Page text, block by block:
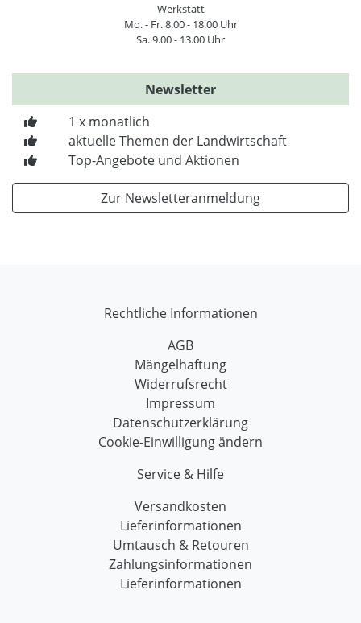
Werkstatt
Mo. - Fr. 8.00 - 18.00 Uhr
Sa. 9.00 - 13.00 Uhr
Newsletter
1 x monatlich
aktuelle Themen der Landwirtschaft
Top-Angebote und Aktionen
Zur Newsletteranmeldung
Rechtliche Informationen
AGB
Mängelhaftung
Widerrufsrecht
Impressum
Datenschutzerklärung
Cookie-Einwilligung ändern
Service & Hilfe
Versandkosten
Lieferinformationen
Umtausch & Retouren
Zahlungsinformationen
Lieferinformationen